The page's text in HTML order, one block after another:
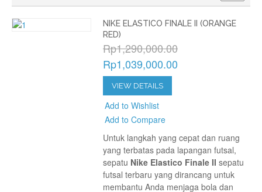
NIKE ELASTICO FINALE II (ORANGE
RED)
Rp1,290,000.00
Rp1,039,000.00
VIEW DETAILS
Add to Wishlist
Add to Compare
Untuk langkah yang cepat dan ruang
yang terbatas pada lapangan futsal,
sepatu Nike Elastico Finale II sepatu
futsal terbaru yang dirancang untuk
membantu Anda menjaga bola dan